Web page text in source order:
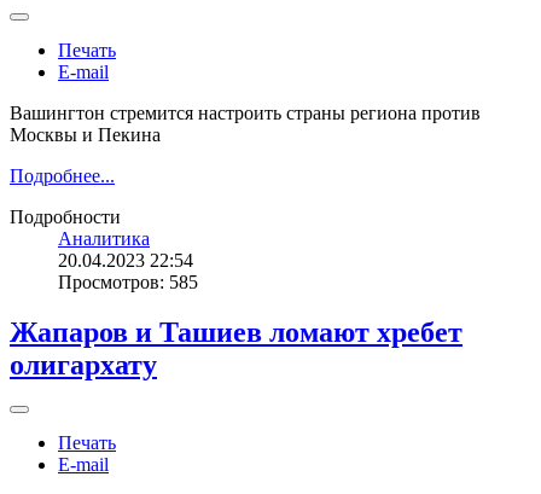
Печать
E-mail
Вашингтон стремится настроить страны региона против
Москвы и Пекина
Подробнее...
Подробности
Аналитика
20.04.2023 22:54
Просмотров: 585
Жапаров и Ташиев ломают хребет
олигархату
Печать
E-mail